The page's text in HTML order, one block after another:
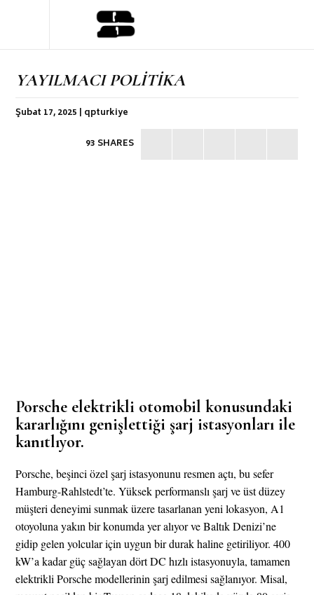
YAYILMACI POLİTİKA
Şubat 17, 2025 | qpturkiye
93 SHARES
Porsche elektrikli otomobil konusundaki
kararlığını genişlettiği şarj istasyonları ile
kanıtlıyor.
Porsche, beşinci özel şarj istasyonunu resmen açtı, bu sefer
Hamburg-Rahlstedt’te. Yüksek performanslı şarj ve üst düzey
müşteri deneyimi sunmak üzere tasarlanan yeni lokasyon, A1
otoyoluna yakın bir konumda yer alıyor ve Baltık Denizi’ne
gidip gelen yolcular için uygun bir durak haline getiriliyor. 400
kW’a kadar güç sağlayan dört DC hızlı istasyonuyla, tamamen
elektrikli Porsche modellerinin şarj edilmesi sağlanıyor. Misal,